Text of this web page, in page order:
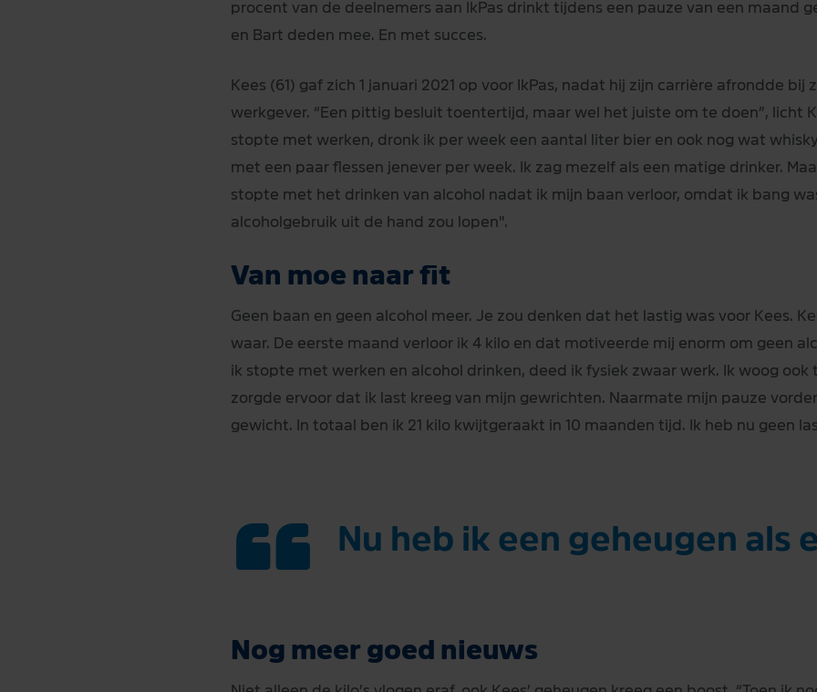
procent van de deelnemers aan IkPas drinkt tijdens een pauze van een maand
en Bart deden mee. En met succes.
Kees (61) gaf zich 1 januari 2021 op voor IkPas, nadat hij zijn carrière afrondde bij
werkgever. “Een pittig besluit toentertijd, maar wel het juiste om te doen”, licht
stopte met werken, dronk ik per week een aantal liter bier en ook nog wat
met een paar flessen jenever per week. Ik zag mezelf als een matige drinker.
stopte met het drinken van alcohol nadat ik mijn baan verloor, omdat ik bang
alcoholgebruik uit de hand zou lopen".
Van moe naar fit
Geen baan en geen alcohol meer. Je zou denken dat het lastig was voor Kees.
waar. De eerste maand verloor ik 4 kilo en dat motiveerde mij enorm om geen
ik stopte met werken en alcohol drinken, deed ik fysiek zwaar werk. Ik woog ook
zorgde ervoor dat ik last kreeg van mijn gewrichten. Naarmate mijn pauze
gewicht. In totaal ben ik 21 kilo kwijtgeraakt in 10 maanden tijd. Ik heb nu geen
“ Nu heb ik een geheugen als
Nog meer goed nieuws